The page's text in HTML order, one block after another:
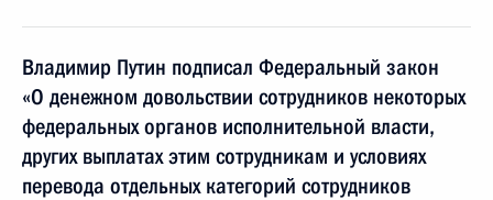
Владимир Путин подписал Федеральный закон
«О денежном довольствии сотрудников некоторых
федеральных органов исполнительной власти,
других выплатах этим сотрудникам и условиях
перевода отдельных категорий сотрудников